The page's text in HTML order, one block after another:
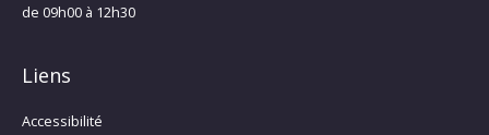
de 09h00 à 12h30
Liens
Accessibilité